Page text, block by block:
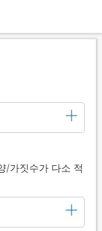
/가짓수가 다소 적